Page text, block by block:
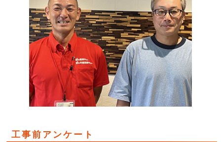
工事前アンケート